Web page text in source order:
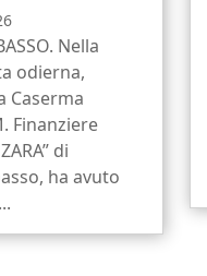
Nella
odierna,
Caserma
Finanziere
di
ha avuto